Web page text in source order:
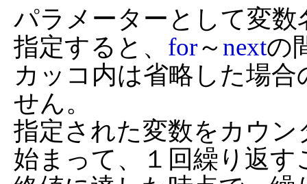
パラメーターとして変
指定すると、 for～nextの
カッコ内は省略した場
せん。
指定された変数をカウ
始まって、１回繰り返